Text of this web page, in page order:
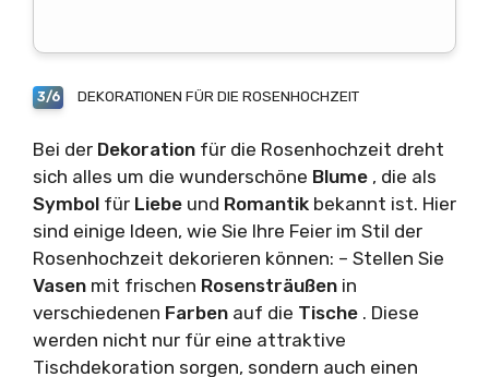
3/6 DEKORATIONEN FÜR DIE ROSENHOCHZEIT
Bei der Dekoration für die Rosenhochzeit dreht
sich alles um die wunderschöne Blume , die als
Symbol für Liebe und Romantik bekannt ist. Hier
sind einige Ideen, wie Sie Ihre Feier im Stil der
Rosenhochzeit dekorieren können: – Stellen Sie
Vasen mit frischen Rosensträußen in
verschiedenen Farben auf die Tische . Diese
werden nicht nur für eine attraktive
Tischdekoration sorgen, sondern auch einen